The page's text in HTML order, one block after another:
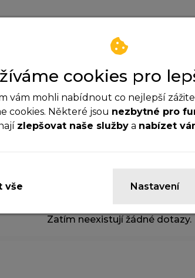
Zatím neexistují žádné dotazy.
cookies pro
vám mohli nabídnout co nejlepší
cookies. Některé jsou nezbytné pro
zlepšovat naše služby a nabízet
cookies jsou důležité pro správné
nám sledovat návštěvnost a
vše Nastavení